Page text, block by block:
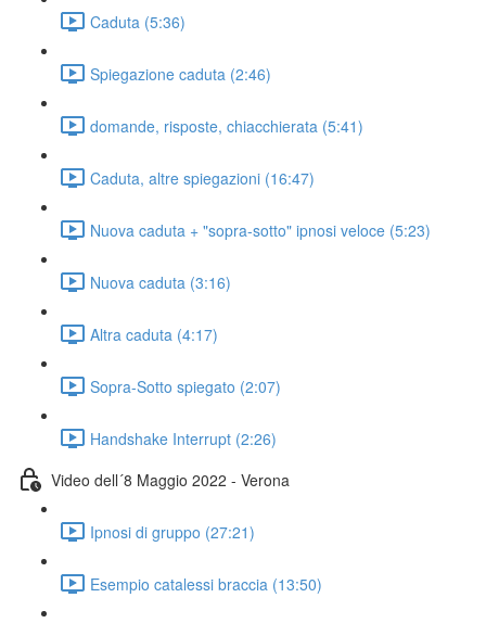
Caduta (5:36)
Spiegazione caduta (2:46)
domande, risposte, chiacchierata (5:41)
Caduta, altre spiegazioni (16:47)
Nuova caduta + "sopra-sotto" ipnosi veloce (5:23)
Nuova caduta (3:16)
Altra caduta (4:17)
Sopra-Sotto spiegato (2:07)
Handshake Interrupt (2:26)
Video dell´8 Maggio 2022 - Verona
Ipnosi di gruppo (27:21)
Esempio catalessi braccia (13:50)